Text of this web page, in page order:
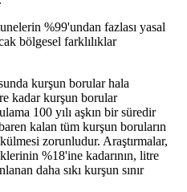
%99'undan fazlası yasal
bölgesel farklılıklar
kurşun borular hala
kadar kurşun borular
100 yılı aşkın bir süredir
kalan tüm kurşun boruların
zorunludur. Araştırmalar,
%18'ine kadarının, litre
daha sıkı kurşun sınır